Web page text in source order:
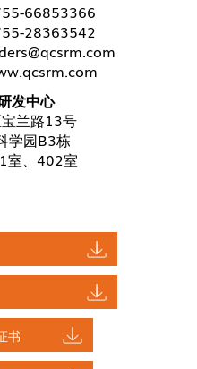
66853366
28363542
发中心
兰路13号
学园B3栋
室、402室
书